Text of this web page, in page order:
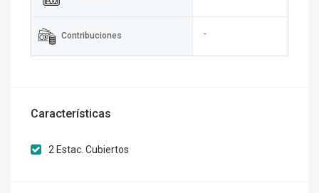
Contribuciones -
Características
2 Estac. Cubiertos